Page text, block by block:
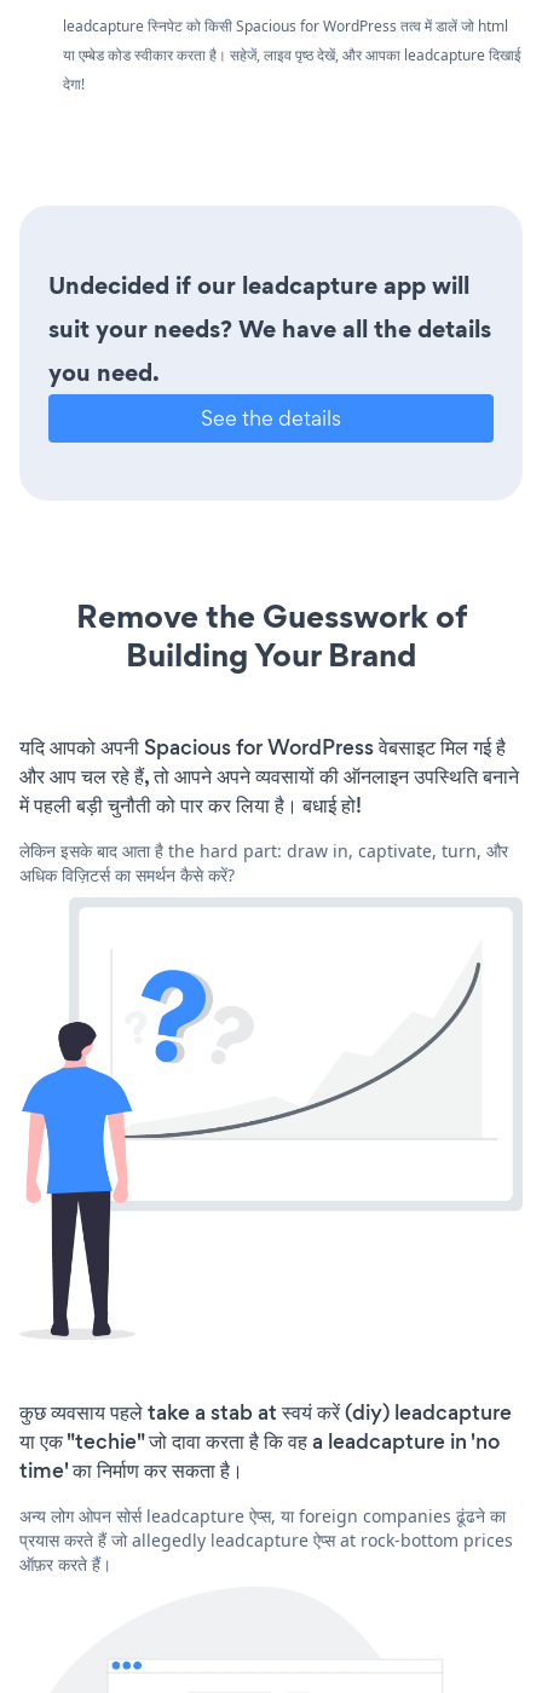
leadcapture स्निपेट को किसी Spacious for WordPress तत्व में डालें जो html
या एम्बेड कोड स्वीकार करता है। सहेजें, लाइव पृष्ठ देखें, और आपका leadcapture दिखाई
देगा!
Undecided if our leadcapture app will
suit your needs? We have all the details
you need.
See the details
Remove the Guesswork of
Building Your Brand
यदि आपको अपनी Spacious for WordPress वेबसाइट मिल गई है
और आप चल रहे हैं, तो आपने अपने व्यवसायों की ऑनलाइन उपस्थिति बनाने
में पहली बड़ी चुनौती को पार कर लिया है। बधाई हो!
लेकिन इसके बाद आता है the hard part: draw in, captivate, turn, और
अधिक विज़िटर्स का समर्थन कैसे करें?
कुछ व्यवसाय पहले take a stab at स्वयं करें (diy) leadcapture
या एक "techie" जो दावा करता है कि वह a leadcapture in 'no
time' का निर्माण कर सकता है।
अन्य लोग ओपन सोर्स leadcapture ऐप्स, या foreign companies ढूंढने का
प्रयास करते हैं जो allegedly leadcapture ऐप्स at rock-bottom prices
ऑफ़र करते हैं।